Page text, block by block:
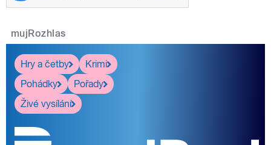
mujRozhlas
Hry a četby
Krimi
Pohádky
Pořady
Živé vysílání